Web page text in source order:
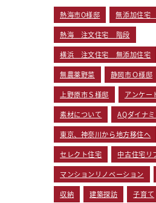
熱海市O様邸 無添加住宅
熱海 注文住宅 階段
横浜 注文住宅 無添加住宅
無農薬野菜 静岡市Ｏ様邸
上野原市Ｓ様邸 アンケー
素材について AQダイナ
東京、神奈川から地方移住へ
セレクト住宅 中古住宅リ
マンションリノベーション
収納 建築探訪 子育て